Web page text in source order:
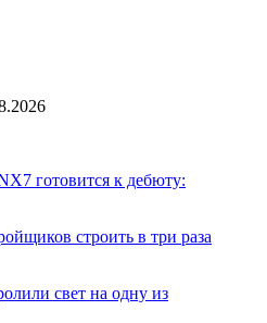
готовится к дебюту:
строить в три раза
свет на одну из